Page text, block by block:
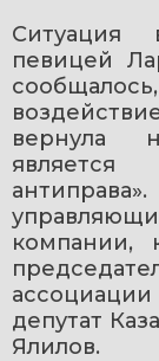
Ситуация
певицей
вернула
является
компании,
депутат
Ялилов.